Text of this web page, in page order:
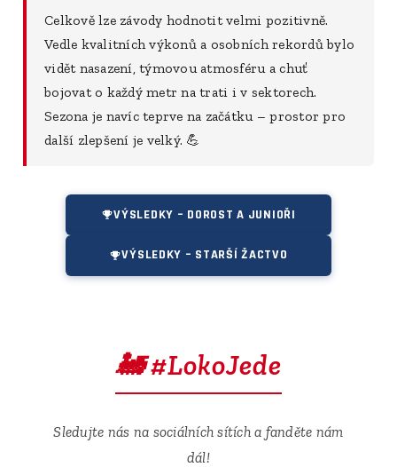
Celkově lze závody hodnotit velmi pozitivně.
Vedle kvalitních výkonů a osobních rekordů bylo
vidět nasazení, týmovou atmosféru a chuť
bojovat o každý metr na trati i v sektorech.
Sezona je navíc teprve na začátku – prostor pro
další zlepšení je velký. 💪
VÝSLEDKY – DOROST A JUNIOŘI
VÝSLEDKY – STARŠÍ ŽACTVO
🚂 #LokoJede
Sledujte nás na sociálních sítích a fanděte nám
dál!